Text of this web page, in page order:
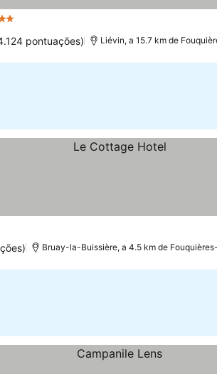
2 Estrelas
pontuações) Liévin, a 15.7 km de
Bruay-la-Buissière, a 4.5 km de